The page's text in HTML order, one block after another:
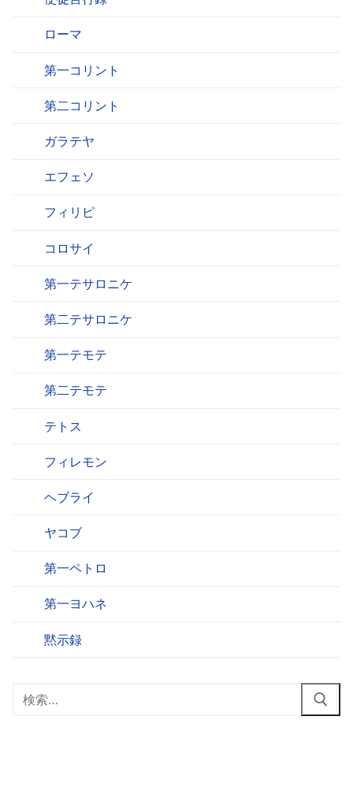
ローマ
第一コリント
第二コリント
ガラテヤ
エフェソ
フィリピ
コロサイ
第一テサロニケ
第二テサロニケ
第一テモテ
第二テモテ
テトス
フィレモン
ヘブライ
ヤコブ
第一ペトロ
第一ヨハネ
黙示録